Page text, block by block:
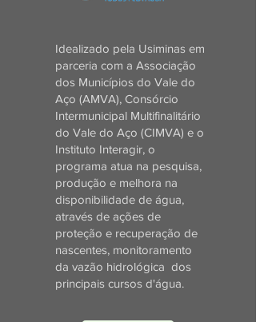
Idealizado pela Usiminas em
parceria com a Associação
dos Municípios do Vale do
Aço (AMVA), Consórcio
Intermunicipal Multifinalitário
do Vale do Aço (CIMVA) e o
Instituto Interagir, o
programa atua na pesquisa,
produção e melhora na
disponibilidade de água,
através de ações de
proteção e recuperação de
nascentes, monitoramento
da vazão hidrológica dos
principais cursos d'água.